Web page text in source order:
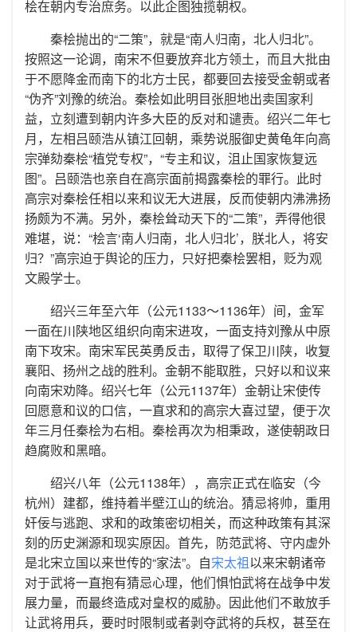
桧在朝内专治庶务。以此企图独揽朝权。
秦桧抛出的“二策”，就是“南人归南，北人归北”。
按照这一论调，南宋不但要放弃北方领土，而且大批由
于不愿降金而南下的北方士民，都要回去接受金朝或者
“伪齐”刘豫的统治。秦桧如此明目张胆地出卖国家利
益，立刻遭到朝内许多大臣的反对和谴责。绍兴二年七
月，左相吕颐浩从镇江回朝，乘势说服御史黄龟年向高
宗弹劾秦桧“植党专权”，“专主和议，沮止国家恢复远
图”。吕颐浩也亲自在高宗面前揭露秦桧的罪行。此时
高宗对秦桧任相以来和议无大进展，反而使朝内沸沸扬
扬颇为不满。另外，秦桧耸动天下的“二策”，弄得他很
难堪，说：“桧言‘南人归南，北人归北’，朕北人，将安
归？”高宗迫于舆论的压力，只好把秦桧罢相，贬为观
文殿学士。
绍兴三年至六年（公元1133～1136年）间，金军
一面在川陕地区组织向南宋进攻，一面支持刘豫从中原
南下攻宋。南宋军民英勇反击，取得了保卫川陕，收复
襄阳、扬州之战的胜利。金朝不能取胜，只好以和议来
向南宋劝降。绍兴七年（公元1137年）金朝让宋使传
回愿意和议的口信，一直求和的高宗大喜过望，便于次
年三月任秦桧为右相。秦桧再次为相秉政，遂使朝政日
趋腐败和黑暗。
绍兴八年（公元1138年），高宗正式在临安（今
杭州）建都，维持着半壁江山的统治。猜忌将帅，重用
奸佞与逃跑、求和的政策密切相关，而这种政策有其深
刻的历史渊源和现实原因。首先，防范武将、守内虚外
是北宋立国以来世传的“家法”。自宋太祖以来宋朝诸帝
对于武将一直抱有猜忌心理，他们惧怕武将在战争中发
展力量，而最终造成对皇权的威胁。因此他们不敢放手
让武将用兵，要时时限制或者剥夺武将的兵权，甚至在